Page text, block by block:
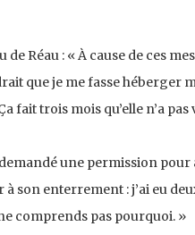
Réau : « À cause de ces
que je me fasse héberger
fait trois mois qu’elle n’a
demandé une permission
son enterrement : j’ai eu
comprends pas pourquoi. »